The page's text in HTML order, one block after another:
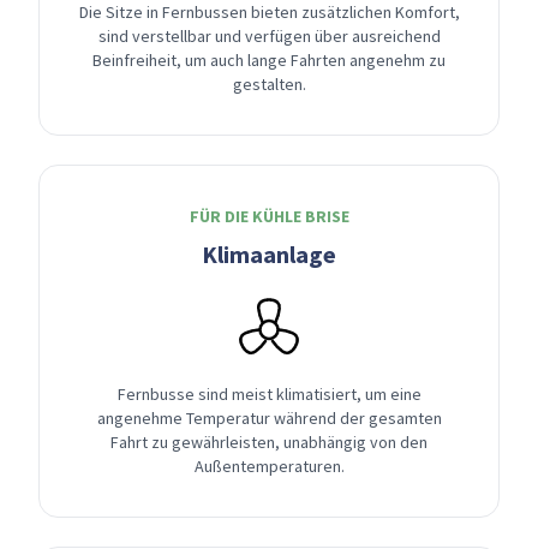
Die Sitze in Fernbussen bieten zusätzlichen Komfort,
sind verstellbar und verfügen über ausreichend
Beinfreiheit, um auch lange Fahrten angenehm zu
gestalten.
FÜR DIE KÜHLE BRISE
Klimaanlage
Fernbusse sind meist klimatisiert, um eine
angenehme Temperatur während der gesamten
Fahrt zu gewährleisten, unabhängig von den
Außentemperaturen.